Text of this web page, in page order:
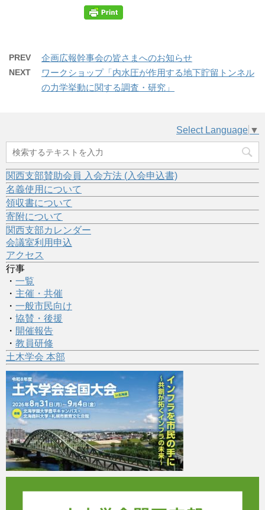
PREV 企画広報幹事会の皆さまへのお知らせ
NEXT
ワークショップ「内水圧が作用する地下貯留トンネル
の力学挙動に関する調査・研究」
Select Language ▼
関西支部賛助会員 入会方法 (入会申込書)
名義使用について
領収書について
寄附について
関西支部カレンダー
会議室利用申込
アクセス
行事
・ 一覧
・ 主催・共催
・ 一般市民向け
・ 協賛・後援
・ 開催報告
・ 教員研修
土木学会 本部